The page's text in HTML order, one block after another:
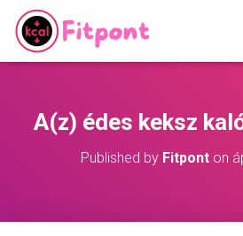
A(z) édes keksz
Published by Fitponton